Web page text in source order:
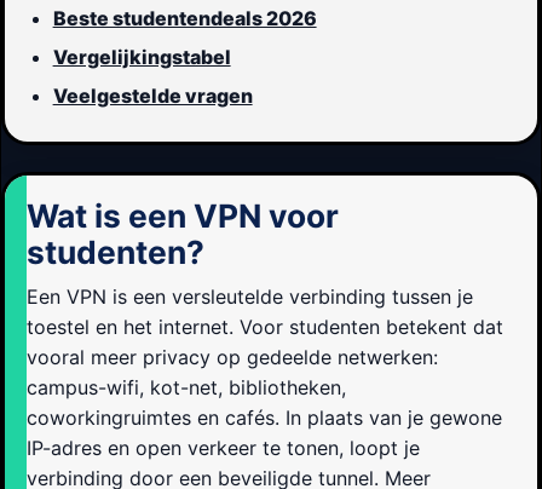
Beste studentendeals 2026
Vergelijkingstabel
Veelgestelde vragen
Wat is een VPN voor
studenten?
Een VPN is een versleutelde verbinding tussen je
toestel en het internet. Voor studenten betekent dat
vooral meer privacy op gedeelde netwerken:
campus-wifi, kot-net, bibliotheken,
coworkingruimtes en cafés. In plaats van je gewone
IP-adres en open verkeer te tonen, loopt je
verbinding door een beveiligde tunnel. Meer